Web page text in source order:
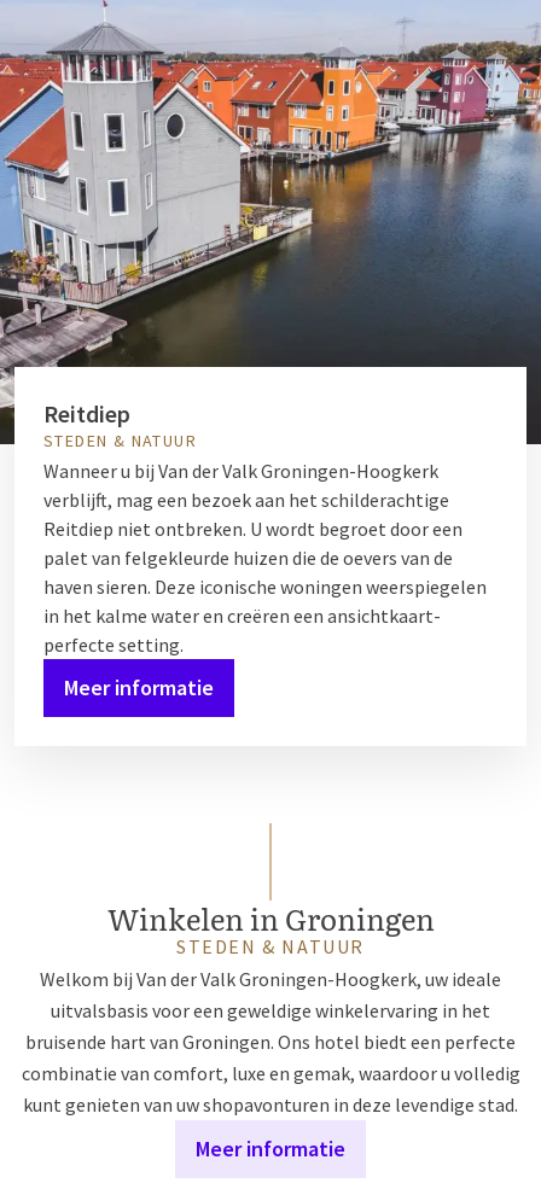
Reitdiep
STEDEN & NATUUR
Wanneer u bij Van der Valk Groningen-Hoogkerk
verblijft, mag een bezoek aan het schilderachtige
Reitdiep niet ontbreken. U wordt begroet door een
palet van felgekleurde huizen die de oevers van de
haven sieren. Deze iconische woningen weerspiegelen
in het kalme water en creëren een ansichtkaart-
perfecte setting.
Meer informatie
Winkelen in Groningen
STEDEN & NATUUR
Welkom bij Van der Valk Groningen-Hoogkerk, uw ideale
uitvalsbasis voor een geweldige winkelervaring in het
bruisende hart van Groningen. Ons hotel biedt een perfecte
combinatie van comfort, luxe en gemak, waardoor u volledig
kunt genieten van uw shopavonturen in deze levendige stad.
Meer informatie